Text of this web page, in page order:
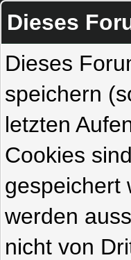
Dieses
Dieses
speichern
letzten
Cookies
gespeichert
werden
nicht von